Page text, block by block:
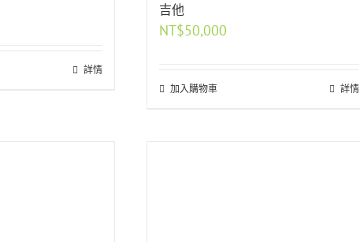
詳情
吉他
NT$50,000
加入購物車 詳情